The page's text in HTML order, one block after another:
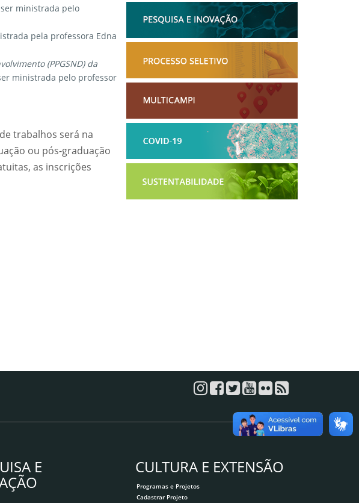
ministrada pelo
pela professora Edna
(PPGSND) da
ministrada pelo professor
trabalhos será na
ou pós-graduação
as inscrições
E CULTURA E EXTENSÃO
Programas e Projetos
Cadastrar Projeto